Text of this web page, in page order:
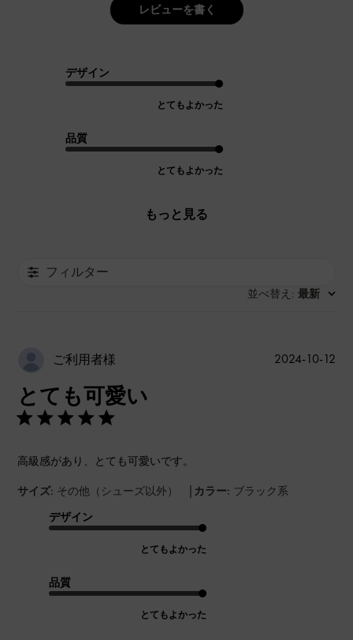
レビューを書く
デザイン
とてもよかった
品質
とてもよかった
もっと見る
フィルター
並べ替え : 最新
ご利用者様
とても可愛い
高級感があり、とても可愛いです。
サイズ: その他（シューズ以外） | カラー: ブラック系
デザイン
とてもよかった
品質
とてもよかった
公
2024-10-12